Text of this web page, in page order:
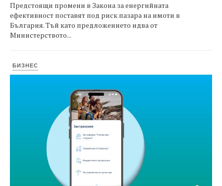
Предстоящи промени в Закона за енергийната
ефективност поставят под риск пазара на имоти в
България. Тъй като предложението идва от
Министерството...
БИЗНЕС